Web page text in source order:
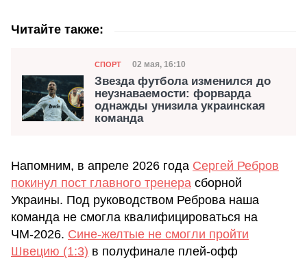
Читайте также:
Категория
СПОРТ Дата публикации
02 мая, 16:10
Звезда футбола изменился до
неузнаваемости: форварда
однажды унизила украинская
команда
Напомним, в апреле 2026 года Сергей Ребров
покинул пост главного тренера сборной
Украины. Под руководством Реброва наша
команда не смогла квалифицироваться на
ЧМ-2026. Сине-желтые не смогли пройти
Швецию (1:3) в полуфинале плей-офф